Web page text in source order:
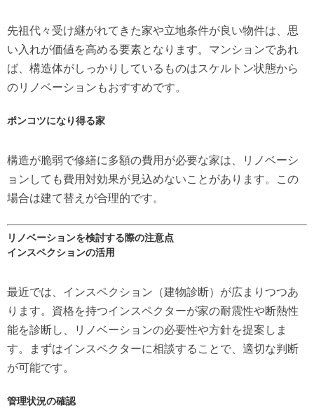
先祖代々受け継がれてきた家や立地条件が良い物件は、思
い入れが価値を高める要素となります。マンションであれ
ば、構造体がしっかりしているものはスケルトン状態から
のリノベーションもおすすめです。
ポンコツになり得る家
構造が脆弱で修繕に多額の費用が必要な家は、リノベーシ
ョンしても費用対効果が見込めないことがあります。この
場合は建て替えが合理的です。
リノベーションを検討する際の注意点
インスペクションの活用
最近では、インスペクション（建物診断）が広まりつつあ
ります。資格を持つインスペクターが家の耐震性や断熱性
能を診断し、リノベーションの必要性や方針を提案しま
す。まずはインスペクターに相談することで、適切な判断
が可能です。
管理状況の確認